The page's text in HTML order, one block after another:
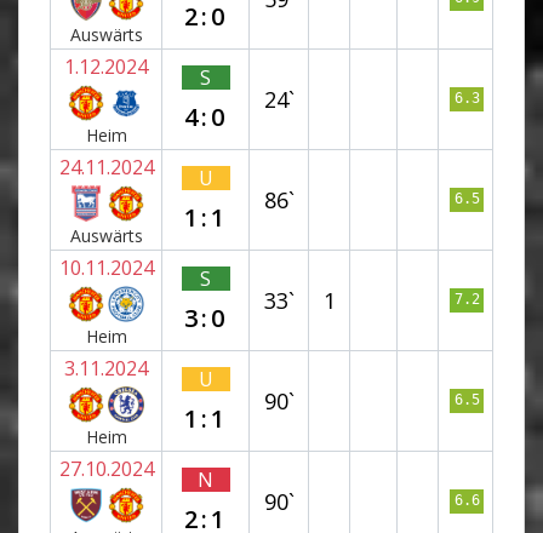
Auswärts
2:0
1.12.2024
Heim
S
4:0
24` 6.3
24.11.2024
Auswärts
U
1:1
86` 6.5
10.11.2024
Heim
S
3:0
33` 1 7.2
3.11.2024
Heim
U
1:1
90` 6.5
27.10.2024 N
2:1
90` 6.6